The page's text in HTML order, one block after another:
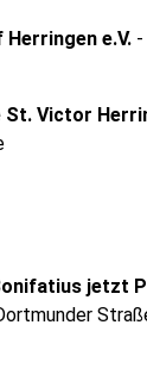
e.V.
St. Victor
jetzt